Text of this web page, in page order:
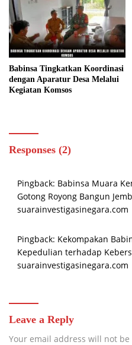
Babinsa Tingkatkan Koordinasi
dengan Aparatur Desa Melalui
Kegiatan Komsos
Responses (2)
Pingback: Babinsa Muara
Gotong Royong Bangun
suarainvestigasinegara.com
Pingback: Kekompakan
Kepedulian terhadap
suarainvestigasinegara.com
Leave a Reply
Your email address will not